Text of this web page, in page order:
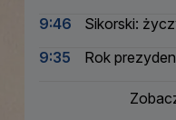
9:46
Sikorski:
9:35
Rok